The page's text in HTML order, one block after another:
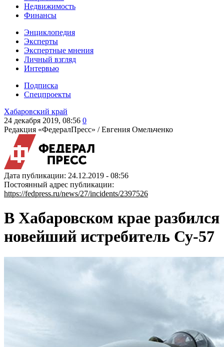
Недвижимость
Финансы
Энциклопедия
Эксперты
Экспертные мнения
Личный взгляд
Интервью
Подписка
Спецпроекты
Хабаровский край
24 декабря 2019, 08:56 0
Редакция «ФедералПресс» /Евгения Омельченко
Дата публикации: 24.12.2019 - 08:56
Постоянный адрес публикации:
https://fedpress.ru/news/27/incidents/2397526
В Хабаровском крае разбился
новейший истребитель Су-57